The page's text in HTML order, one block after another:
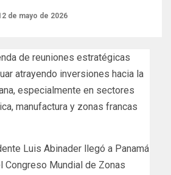
de mayo de 2026
de reuniones estratégicas
atrayendo inversiones hacia la
especialmente en sectores
manufactura y zonas francas
Luis Abinader llegó a Panamá
Congreso Mundial de Zonas